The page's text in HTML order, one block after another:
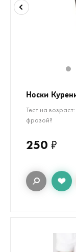
Носки
Тест на
фразой?
250 ₽